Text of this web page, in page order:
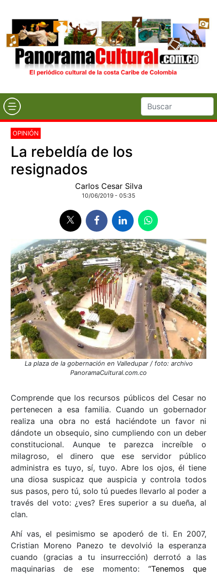
OPINIÓN
La rebeldía de los
resignados
Carlos Cesar Silva
10/06/2019 - 05:35
La plaza de la gobernación en Valledupar / foto: archivo
PanoramaCultural.com.co
Comprende que los recursos públicos del Cesar no
pertenecen a esa familia. Cuando un gobernador
realiza una obra no está haciéndote un favor ni
dándote un obsequio, sino cumpliendo con un deber
constitucional. Aunque te parezca increíble o
milagroso, el dinero que ese servidor público
administra es tuyo, sí, tuyo. Abre los ojos, él tiene
una diosa suspicaz que auspicia y controla todos
sus pasos, pero tú, solo tú puedes llevarlo al poder a
través del voto: ¿ves? Eres superior a su dueña, al
clan.
Ahí vas, el pesimismo se apoderó de ti. En 2007,
Cristian Moreno Panezo te devolvió la esperanza
cuando (gracias a tu insurrección) derrotó a las
maquinarias de ese momento: “Tenemos que